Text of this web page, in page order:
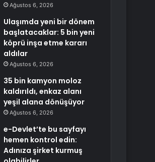
Ağustos 6, 2026
Ulaşımda yeni bir dönem
başlatacaklar: 5 bin yeni
köprü inşa etme kararı
aldılar
Ağustos 6, 2026
35 bin kamyon moloz
kaldırıldı, enkaz alanı
yeşil alana dönüşüyor
Ağustos 6, 2026
e-Devlet’te bu sayfayı
hemen kontrol edin:
Adınıza şirket kurmuş